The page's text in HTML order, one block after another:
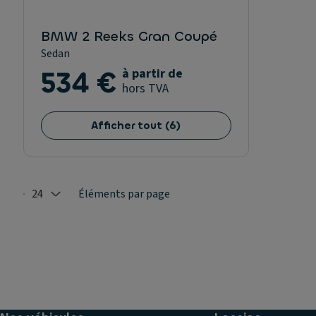
BMW 2 Reeks Gran Coupé
Sedan
534 € à partir de
hors TVA
Afficher tout (6)
Selected: 24
24 Éléments par page